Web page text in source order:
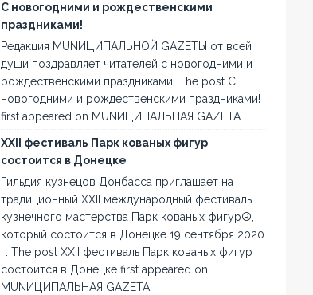
С новогодними и рождественскими
праздниками!
Редакция MUNИЦИПАЛЬНОЙ GAZЕТЫ от всей
души поздравляет читателей с новогодними и
рождественскими праздниками! The post С
новогодними и рождественскими праздниками!
first appeared on MUNИЦИПАЛЬНАЯ GAZЕТА.
XXII фестиваль Парк кованых фигур
состоится в Донецке
Гильдия кузнецов Донбасса приглашает на
традиционный XXII международный фестиваль
кузнечного мастерства Парк кованых фигур®,
который состоится в Донецке 19 сентября 2020
г. The post XXII фестиваль Парк кованых фигур
состоится в Донецке first appeared on
MUNИЦИПАЛЬНАЯ GAZЕТА.